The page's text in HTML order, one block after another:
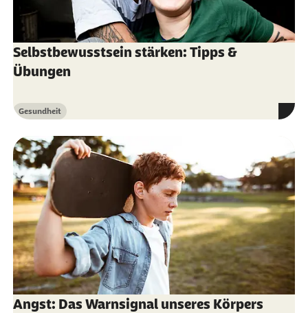
Selbstbewusstsein stärken: Tipps &
Übungen
Kategorie
Gesundheit
Angst: Das Warnsignal unseres Körpers